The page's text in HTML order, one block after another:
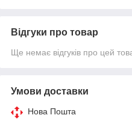
Відгуки про товар
Ще немає відгуків про цей
Умови доставки
Нова Пошта